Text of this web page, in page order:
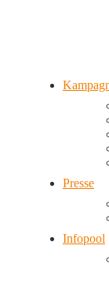
Presse
Infopool